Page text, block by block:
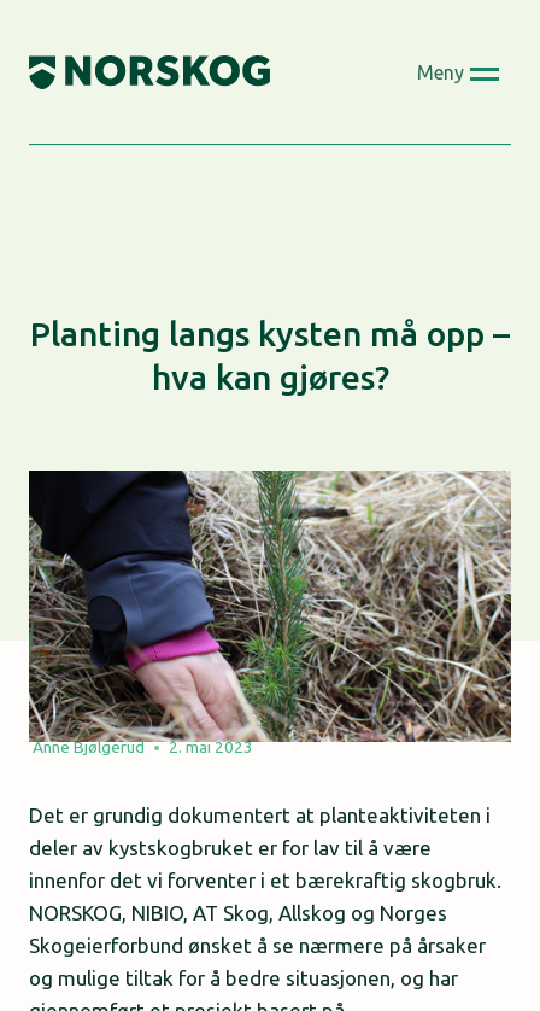
content
Meny
Planting langs kysten må opp –
hva kan gjøres?
Anne Bjølgerud 2. mai 2023
Det er grundig dokumentert at planteaktiviteten i
deler av kystskogbruket er for lav til å være
innenfor det vi forventer i et bærekraftig skogbruk.
NORSKOG, NIBIO, AT Skog, Allskog og Norges
Skogeierforbund ønsket å se nærmere på årsaker
og mulige tiltak for å bedre situasjonen, og har